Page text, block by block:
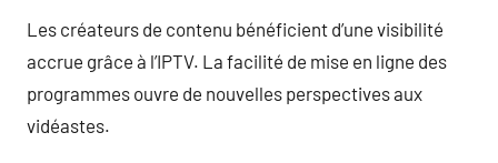
Les créateurs de contenu bénéficient d’une visibilité
accrue grâce à l’IPTV. La facilité de mise en ligne des
programmes ouvre de nouvelles perspectives aux
vidéastes.